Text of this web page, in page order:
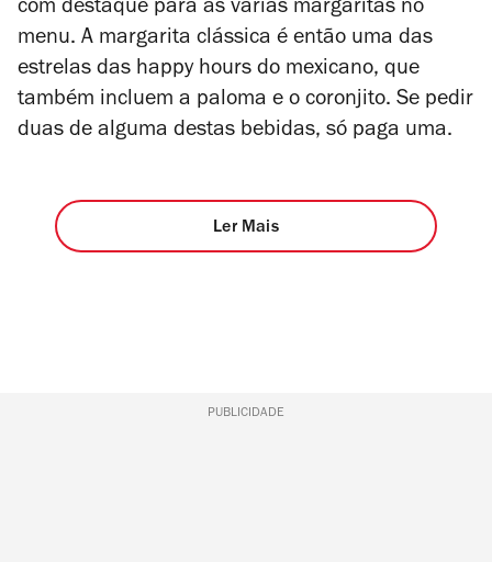
com destaque para as várias margaritas no
menu. A margarita clássica é então uma das
estrelas das happy hours do mexicano, que
também incluem a paloma e o coronjito. Se pedir
duas de alguma destas bebidas, só paga uma.
Ler Mais
PUBLICIDADE